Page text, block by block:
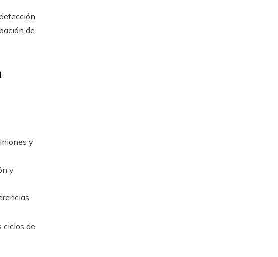
de
y
y
ciclos de